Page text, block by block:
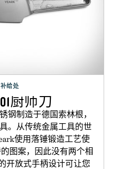
给处
厨师刀
钢制造于德国索林根，
。从传统金属工具的世
使用落锤锻造工艺使
图案，因此没有两个相
开放式手柄设计可让您